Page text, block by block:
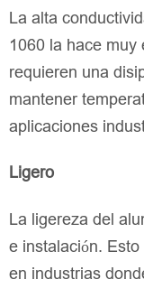
La alta
1060 la hace muy
requieren una
mantener
aplicaciones
Ligero
La ligereza del
e instalación.
en industrias